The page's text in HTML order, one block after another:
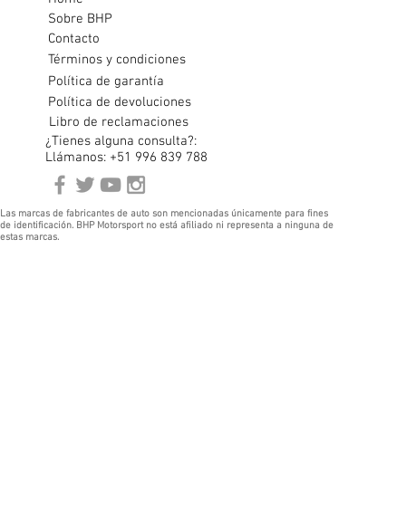
Sobre BHP
Contacto
Términos y condiciones
Política de garantía
Política de devoluciones
Libro de reclamaciones
¿Tienes alguna consulta?:
Llámanos: +51 996 839 788
Las marcas de fabricantes de auto son mencionadas únicamente para fines
de identificación. BHP Motorsport no está afiliado ni representa a ninguna de
estas marcas.